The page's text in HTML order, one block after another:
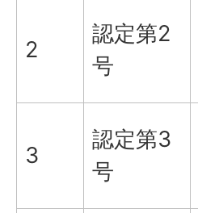
2
認定第2
号
3
認定第3
号